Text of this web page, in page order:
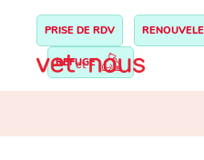
PRISE DE RDV
REFUGE